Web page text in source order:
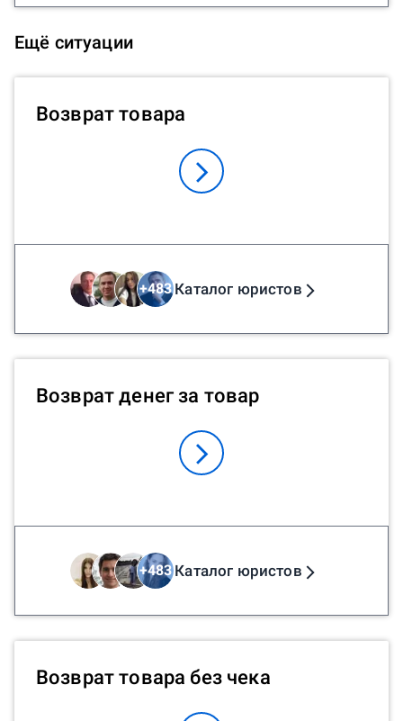
Ещё ситуации
Возврат товара
+483Каталог юристов
Возврат денег за товар
+483Каталог юристов
Возврат товара без чека